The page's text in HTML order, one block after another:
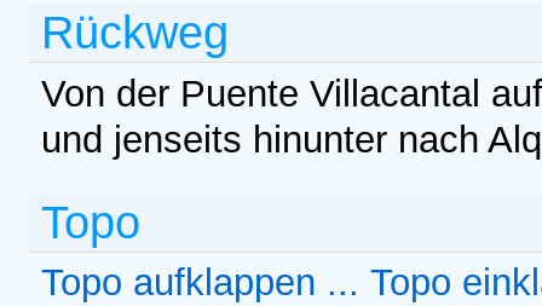
Rückweg
Von der Puente Villacantal
und jenseits hinunter nach
Topo
Topo aufklappen ... Topo